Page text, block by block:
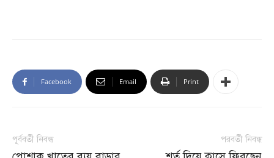
Facebook Email Print
পূর্ববর্তী নিবন্ধ পরবর্তী নিবন্ধ